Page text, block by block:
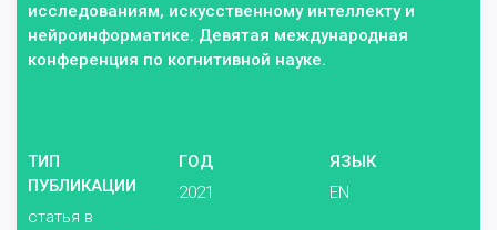
исследованиям, искусственному интеллекту и
нейроинформатике. Девятая международная
конференция по когнитивной науке.
ТИП
ПУБЛИКАЦИИ
статья в
ГОД
2021
ЯЗЫК
EN